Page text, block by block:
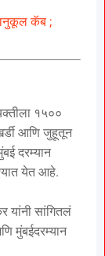
कॅब ;
१५००
आणि जुहूतून
दरम्यान
येत आहे.
यांनी सांगितलं
मुंबईदरम्यान